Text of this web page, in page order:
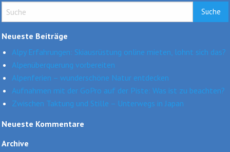
Neueste Beiträge
Alpy Erfahrungen: Skiausrüstung online mieten, lohnt sich das?
Alpenüberquerung vorbereiten
Alpenferien – wunderschöne Natur entdecken
Aufnahmen mit der GoPro auf der Piste: Was ist zu beachten?
Zwischen Taktung und Stille – Unterwegs in Japan
Neueste Kommentare
Archive